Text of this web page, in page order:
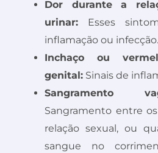
Dor durante a
urinar: Esses
inflamação ou infecção.
Inchaço ou
genital: Sinais de
Sangramento
Sangramento entre
relação sexual, ou
sangue no